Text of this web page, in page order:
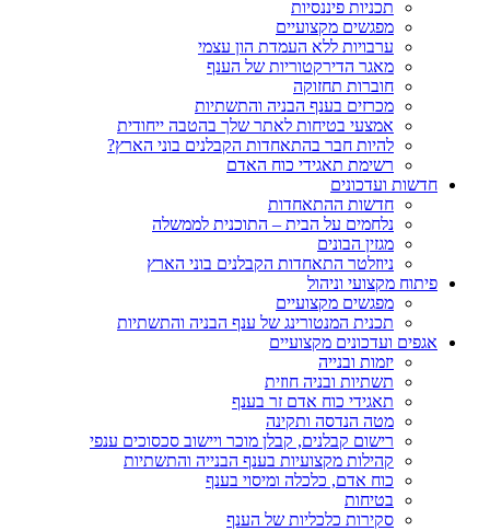
תכניות פיננסיות
מפגשים מקצועיים
ערבויות ללא העמדת הון עצמי
מאגר הדירקטוריות של הענף
חוברות תחזוקה
מכרזים בענף הבניה והתשתיות
אמצעי בטיחות לאתר שלך בהטבה ייחודית
להיות חבר בהתאחדות הקבלנים בוני הארץ?
רשימת תאגידי כוח האדם
חדשות ועדכונים
חדשות ההתאחדות
נלחמים על הבית – התוכנית לממשלה
מגזין הבונים
ניוזלטר התאחדות הקבלנים בוני הארץ
פיתוח מקצועי וניהול
מפגשים מקצועיים
תכנית המנטורינג של ענף הבניה והתשתיות
אגפים ועדכונים מקצועיים
יזמות ובנייה
תשתיות ובניה חוזית
תאגידי כוח אדם זר בענף
מטה הנדסה ותקינה
רישום קבלנים, קבלן מוכר ויישוב סכסוכים ענפי
קהילות מקצועיות בענף הבנייה והתשתיות
כוח אדם, כלכלה ומיסוי בענף
בטיחות
סקירות כלכליות של הענף